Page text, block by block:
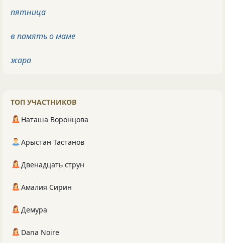
пятница
в память о маме
жара
ТОП УЧАСТНИКОВ
Наташа Воронцова
Арыстан Тастанов
Двенадцать струн
Амалия Сирин
Демура
Dana Noire